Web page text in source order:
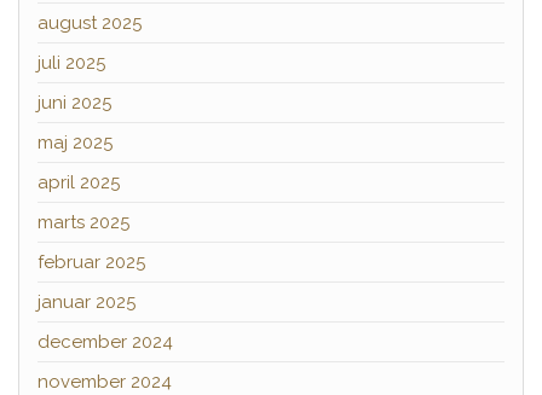
august 2025
juli 2025
juni 2025
maj 2025
april 2025
marts 2025
februar 2025
januar 2025
december 2024
november 2024